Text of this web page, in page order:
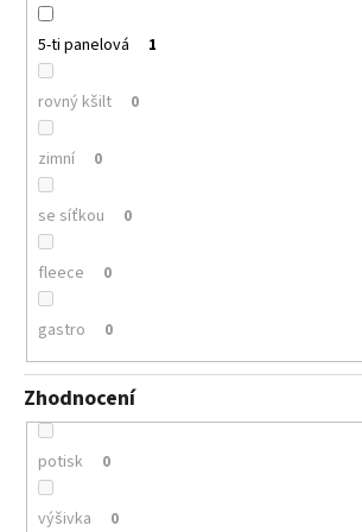
5-ti panelová 1
rovný kšilt 0
zimní 0
se síťkou 0
fleece 0
gastro 0
Zhodnocení
potisk 0
výšivka 0